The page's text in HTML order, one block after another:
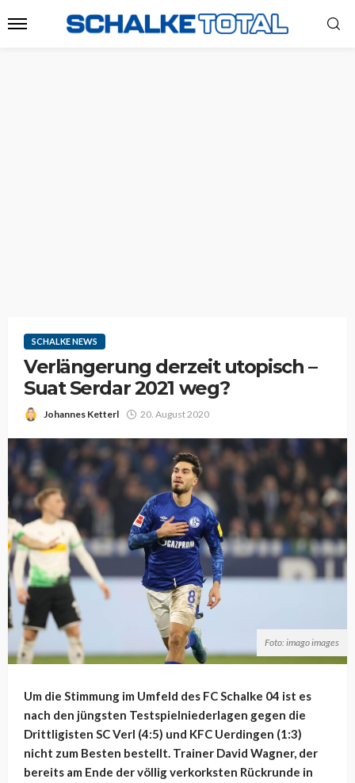
SCHALKE NEWS
Verlängerung derzeit utopisch –
Suat Serdar 2021 weg?
Johannes Ketterl 20. August 2020
Foto: imago images
Um die Stimmung im Umfeld des FC Schalke 04 ist es
nach den jüngsten Testspielniederlagen gegen die
Drittligisten SC Verl (4:5) und KFC Uerdingen (1:3)
nicht zum Besten bestellt. Trainer David Wagner, der
bereits am Ende der völlig verkorksten Rückrunde in